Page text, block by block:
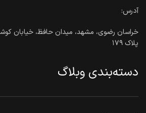
آدرس:
پلاک ۱۷۹
دسته‌بندی وبلاگ